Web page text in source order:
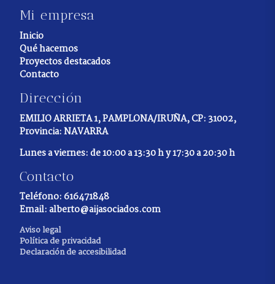
Mi empresa
Inicio
Qué hacemos
Proyectos destacados
Contacto
Dirección
EMILIO ARRIETA 1, PAMPLONA/IRUÑA, CP: 31002,
Provincia: NAVARRA
Lunes a viernes: de 10:00 a 13:30 h y 17:30 a 20:30 h
Contacto
Teléfono:616471848
Email:alberto@aijasociados.com
Aviso legal
Política de privacidad
Declaración de accesibilidad